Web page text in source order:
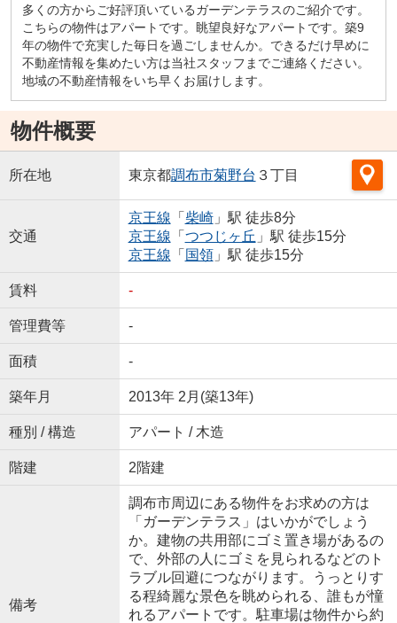
多くの方からご好評頂いているガーデンテラスのご紹介です。
こちらの物件はアパートです。眺望良好なアパートです。築9
年の物件で充実した毎日を過ごしませんか。できるだけ早めに
不動産情報を集めたい方は当社スタッフまでご連絡ください。
地域の不動産情報をいち早くお届けします。
物件概要
所在地 東京都調布市菊野台 ３丁目
交通
京王線 「 柴崎」駅 徒歩8分
京王線 「 つつじヶ丘 」駅 徒歩15分
京王線 「 国領」駅 徒歩15分
賃料 -
管理費等 -
面積 -
築年月 2013年 2月(築13年)
種別 / 構造 アパート / 木造
階建 2階建
備考
調布市周辺にある物件をお求めの方は
「ガーデンテラス」はいかがでしょう
か。建物の共用部にゴミ置き場があるの
で、外部の人にゴミを見られるなどのト
ラブル回避につながります。うっとりす
る程綺麗な景色を眺められる、誰もが憧
れるアパートです。駐車場は物件から約